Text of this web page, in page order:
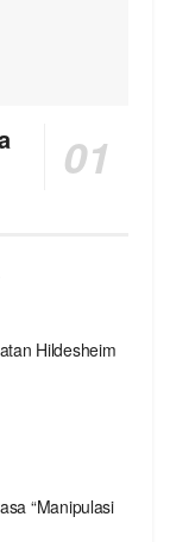
Hildesheim
“Manipulasi